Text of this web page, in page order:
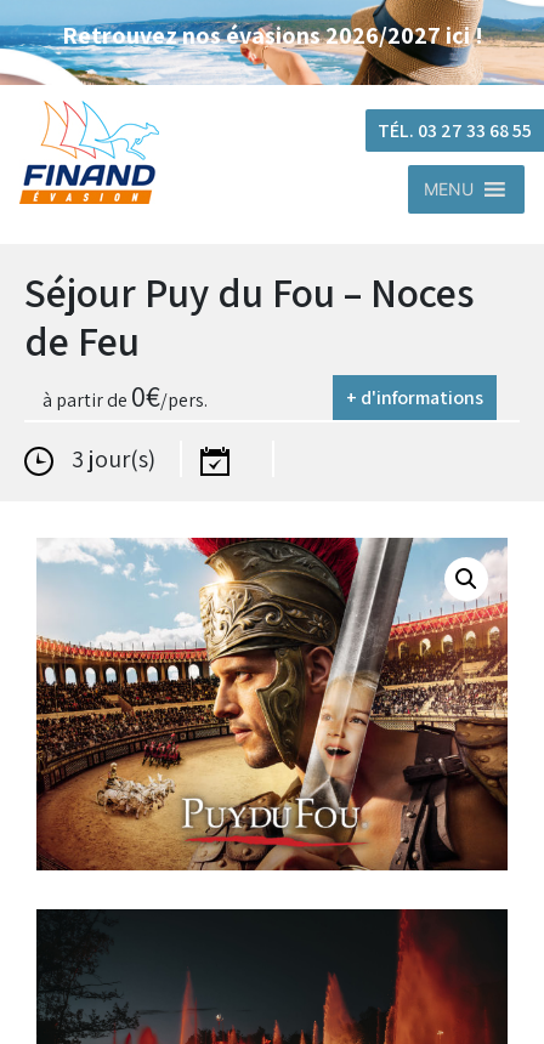
Retrouvez nos évasions 2026/2027 ici !
TÉL. 03 27 33 68 55
MENU
Séjour Puy du Fou – Noces
de Feu
à partir de 0€/pers. + d'informations
3 jour(s)